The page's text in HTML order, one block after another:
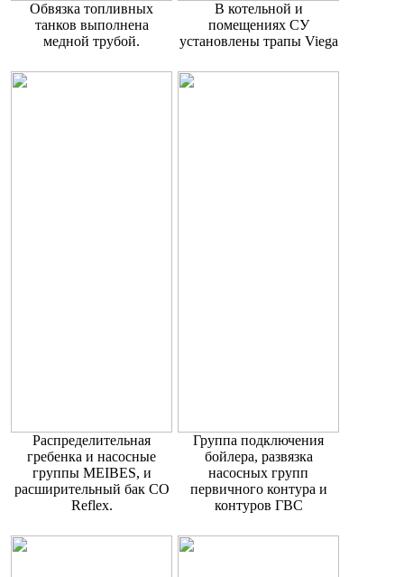
Обвязка топливных
танков выполнена
медной трубой.
В котельной и
помещениях СУ
установлены трапы Viega
Распределительная
гребенка и насосные
группы MEIBES, и
расширительный бак СО
Reflex.
Группа подключения
бойлера, развязка
насосных групп
первичного контура и
контуров ГВС